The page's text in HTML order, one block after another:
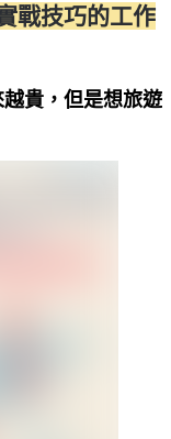
戰技巧的工作
貴， 但是想旅遊